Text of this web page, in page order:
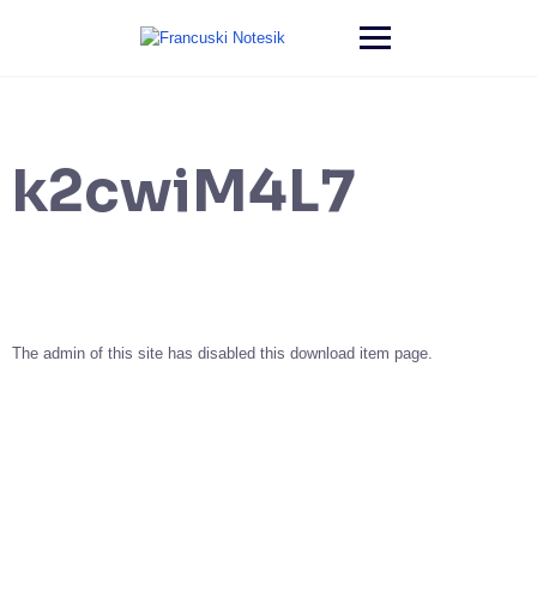
k2cwiM4L7
The admin of this site has disabled this download item page.